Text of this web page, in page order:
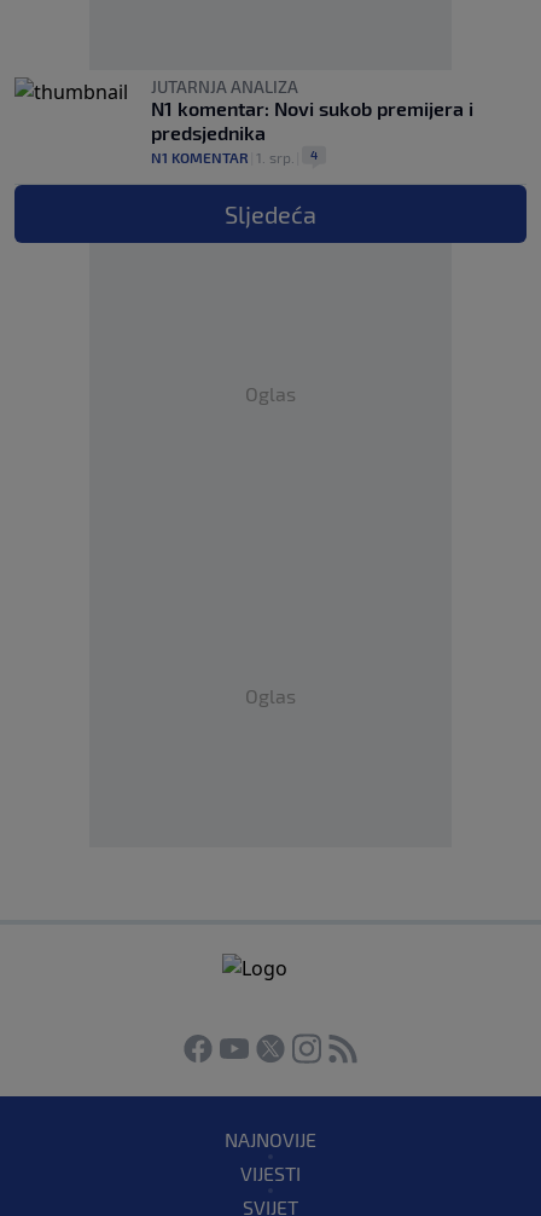
JUTARNJA ANALIZA
N1 komentar: Novi sukob premijera i
predsjednika
N1 KOMENTAR 1. srp. 4
Sljedeća
Oglas
Oglas
NAJNOVIJE
VIJESTI
SVIJET